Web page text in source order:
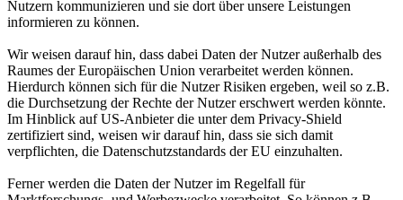
Nutzern kommunizieren und sie dort über unsere Leistungen
informieren zu können.
Wir weisen darauf hin, dass dabei Daten der Nutzer außerhalb des
Raumes der Europäischen Union verarbeitet werden können.
Hierdurch können sich für die Nutzer Risiken ergeben, weil so z.B.
die Durchsetzung der Rechte der Nutzer erschwert werden könnte.
Im Hinblick auf US-Anbieter die unter dem Privacy-Shield
zertifiziert sind, weisen wir darauf hin, dass sie sich damit
verpflichten, die Datenschutzstandards der EU einzuhalten.
Ferner werden die Daten der Nutzer im Regelfall für